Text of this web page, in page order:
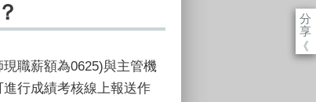
分
享
《
職薪額為0625)與主管機
行成績考核線上報送作